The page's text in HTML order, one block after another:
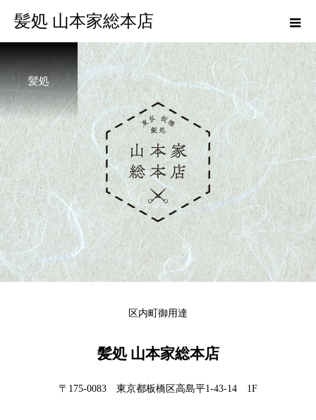
髪処 山本家総本店
髪処
区内町御用達
髪処 山本家総本店
〒175-0083 東京都板橋区高島平1-43-14 1F